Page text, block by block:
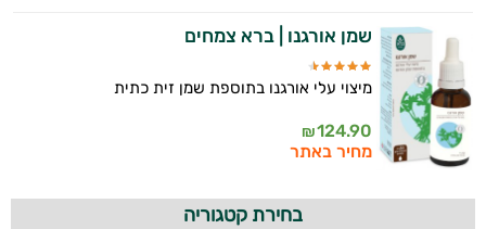
שמן אורגנו | ברא צמחים
מיצוי עלי אורגנו בתוספת שמן זית כתית
124.90
₪
מחיר באתר
בחירת קטגוריה